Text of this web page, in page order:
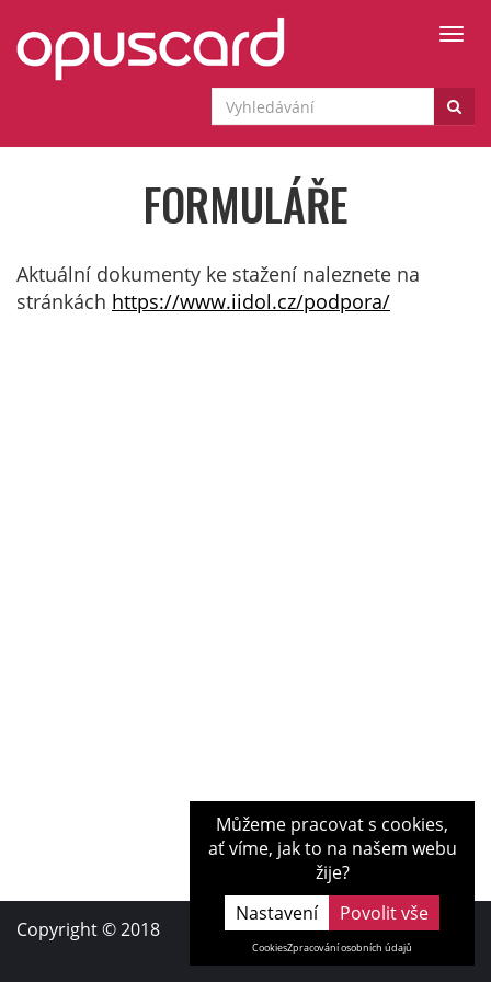
Můžeme pracovat s cookies,
ať víme, jak to na našem webu
žije?
Nastavení
CookiesZpracování osobních údajů
FORMULÁŘE
Aktuální dokumenty ke stažení naleznete na
stránkách https://www.iidol.cz/podpora/
Copyright © 2018
Tvorba webuUVM interactive